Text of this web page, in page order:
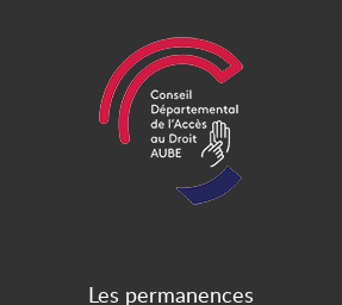
Les permanences